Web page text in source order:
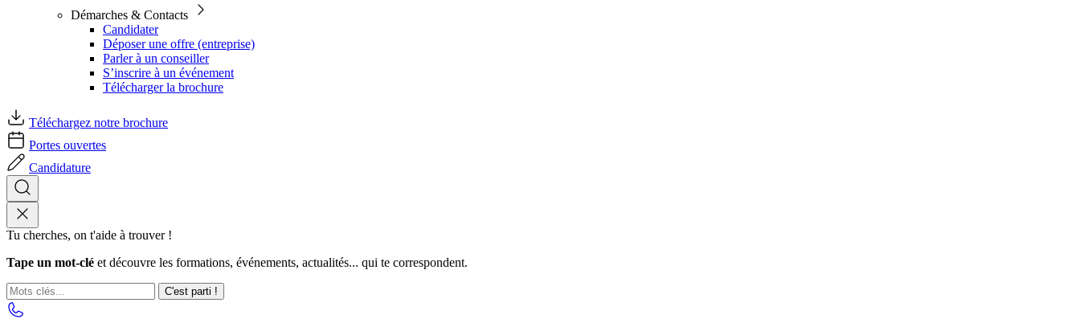
Démarches & Contacts
Candidater
Déposer une offre (entreprise)
Parler à un conseiller
S’inscrire à un événement
Télécharger la brochure
Téléchargez notre brochure
Portes ouvertes
Candidature
Tu cherches, on t'aide à trouver !
Tape un mot-clé et découvre les formations, événements, actualités... qui te correspondent.
C'est parti !